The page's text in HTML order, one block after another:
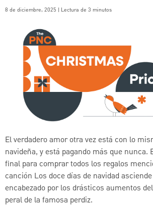
8 de diciembre, 2025 | Lectura de 3 minutos
El verdadero amor otra vez está con lo
navideña, y está pagando más que nunca.
final para comprar todos los regalos
canción Los doce días de navidad
encabezado por los drásticos aumentos
peral de la famosa perdiz.